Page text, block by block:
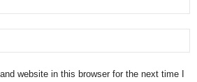
website in this browser for the next time I